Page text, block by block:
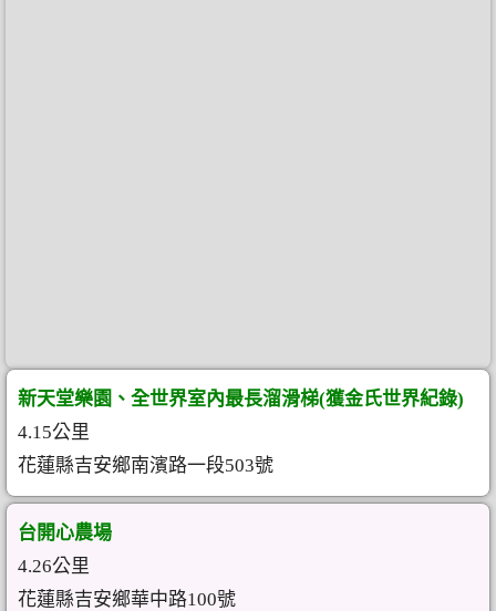
新天堂樂園、全世界室內最長溜滑梯(獲金氏世界紀錄)
4.15公里
花蓮縣吉安鄉南濱路一段503號
台開心農場
4.26公里
花蓮縣吉安鄉華中路100號